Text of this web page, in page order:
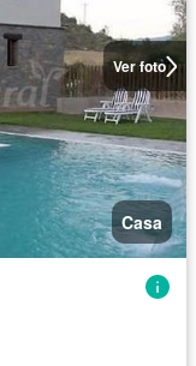
Ver foto
Casa